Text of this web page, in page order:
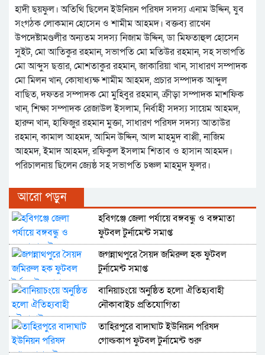
হাদী ছয়ফুল। অতিথি ছিলেন ইউনিয়ন পরিষদ সদস্য এনাম উদ্দিন, যুব
সংগঠক লোকমান হোসেন ও শামীম আহমদ। বক্তব্য রাখেন
উপদেষ্টামণ্ডলীর অন্যতম সদস্য নিজাম উদ্দিন, ডা মিফতাহুল হোসেন
সুইট, মো আতিকুর রহমান, সভাপতি মো মতিউর রহমান, সহ সভাপতি
মো আব্দুস ছত্তার, মোশতাকুর রহমান, জাকারিয়া খান, সাধারণ সম্পাদক
মো মিলন খান, কোষাধ্যক্ষ শামীম আহমদ, প্রচার সম্পাদক আব্দুল
বাছিত, দফতর সম্পাদক মো মুহিবুর রহমান, ক্রীড়া সম্পাদক মাশফিক
খান, শিক্ষা সম্পাদক রেজাউল ইসলাম, নির্বাহী সদস্য সায়েম আহমদ,
হারুন খান, হাফিজুর রহমান মুক্তা, সাধারণ পরিষদ সদস্য আতাউর
রহমান, কামাল আহমদ, আমিন উদ্দিন, আল মাহমুদ বাপ্পী, নাজিম
আহমদ, ইমাদ আহমদ, রফিকুল ইসলাম শিতাব ও হাসান আহমদ।
পরিচালনায় ছিলেন জ্যেষ্ঠ সহ সভাপতি চঞ্চল মাহমুদ ফুলর।
আরো পড়ুন
হবিগঞ্জে জেলা পর্যায়ে বঙ্গবন্ধু ও বঙ্গমাতা
ফুটবল টুর্নামেন্ট সমাপ্ত
জগন্নাথপুরে সৈয়দ জমিরুল হক ফুটবল
টুর্নামেন্ট সমাপ্ত
বানিয়াচংয়ে অনুষ্ঠিত হলো ঐতিহ্যবাহী
নৌকাবাইচ প্রতিযোগিতা
তাহিরপুরে বাদাঘাট ইউনিয়ন পরিষদ
গোল্ডকাপ ফুটবল টুর্নামেন্ট শুরু